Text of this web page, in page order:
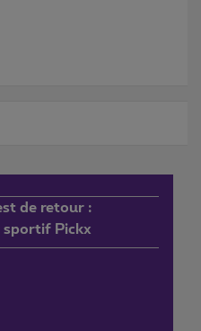
de retour :
sportif Pickx